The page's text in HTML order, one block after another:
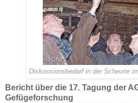
Diskussionsbedarf in der Scheune
Bericht über die 17. Tagung der
Gefügeforschung